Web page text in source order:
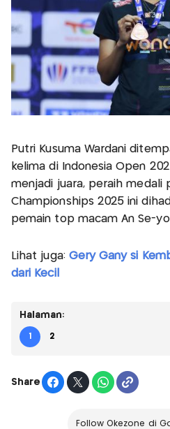
Putri Kusuma Wardani
kelima di Indonesia Open
menjadi juara, peraih medali
Championships 2025 ini
pemain top macam An Se-
Lihat juga: Gery Gany si
dari Kecil
Halaman:
1 2
Share
Follow Okezone di